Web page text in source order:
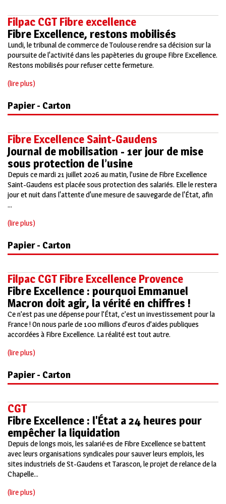
Filpac CGT Fibre excellence
Fibre Excellence, restons mobilisés
Lundi, le tribunal de commerce de Toulouse rendre sa décision sur la
poursuite de l'activité dans les papèteries du groupe Fibre Excellence.
Restons mobilisés pour refuser cette fermeture.
(lire plus)
Papier - Carton
Fibre Excellence Saint-Gaudens
Journal de mobilisation - 1er jour de mise
sous protection de l’usine
Depuis ce mardi 21 juillet 2026 au matin, l’usine de Fibre Excellence
Saint-Gaudens est placée sous protection des salariés. Elle le restera
jour et nuit dans l'attente d'une mesure de sauvegarde de l'État, afin
...
(lire plus)
Papier - Carton
Filpac CGT Fibre Excellence Provence
Fibre Excellence : pourquoi Emmanuel
Macron doit agir, la vérité en chiffres !
Ce n’est pas une dépense pour l’État, c’est un investissement pour la
France ! On nous parle de 100 millions d’euros d’aides publiques
accordées à Fibre Excellence. La réalité est tout autre.
(lire plus)
Papier - Carton
CGT
Fibre Excellence : l'État a 24 heures pour
empêcher la liquidation
Depuis de longs mois, les salarié·es de Fibre Excellence se battent
avec leurs organisations syndicales pour sauver leurs emplois, les
sites industriels de St-Gaudens et Tarascon, le projet de relance de la
Chapelle...
(lire plus)